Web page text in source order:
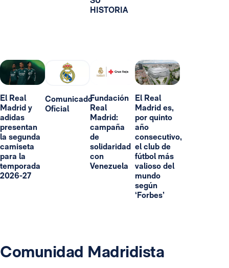
HISTORIA
El Real
Madrid y
adidas
presentan
la segunda
camiseta
para la
temporada
2026-27
Comunicado
Oficial
Fundación
Real
Madrid:
campaña
de
solidaridad
con
Venezuela
El Real
Madrid es,
por quinto
año
consecutivo,
el club de
fútbol más
valioso del
mundo
según
‘Forbes’
Comunidad Madridista